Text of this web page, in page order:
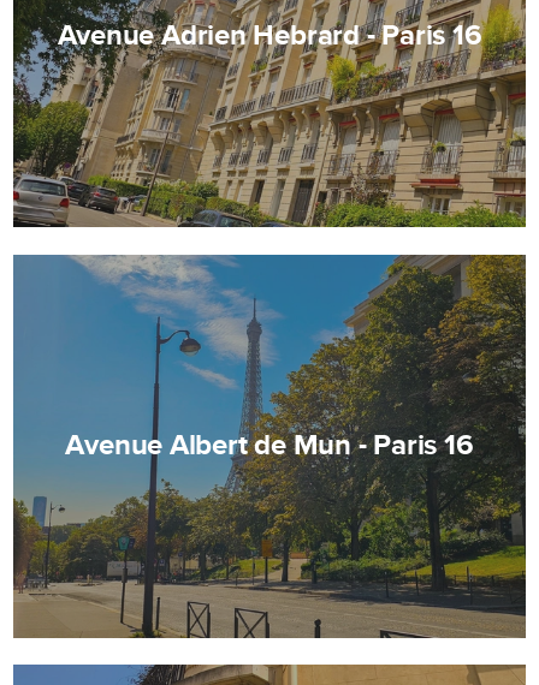
Avenue Adrien Hebrard - Paris 16
Avenue Albert de Mun - Paris 16